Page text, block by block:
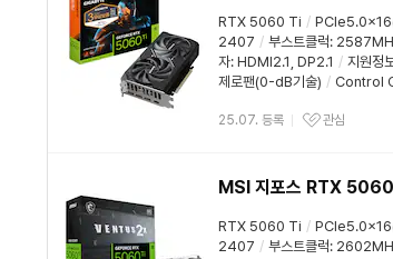
RTX 5060 Ti /
2407 / 부스트클럭:
자: HDMI2.1 DP2.1 / 지원정
제로팬(0-dB기술) / Control
25.07. 등록 관심
MSI 지포스 RTX
RTX 5060 Ti /
2407 / 부스트클럭: